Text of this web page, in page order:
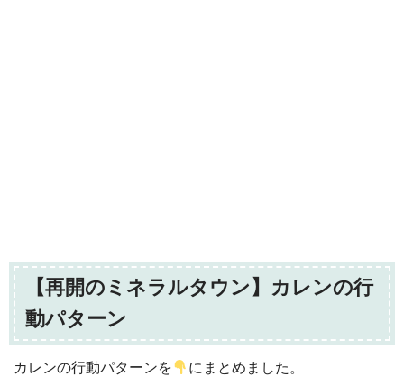
【再開のミネラルタウン】カレンの行
動パターン
カレンの行動パターンを にまとめました。